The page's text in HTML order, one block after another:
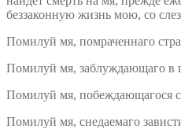
беззаконную жизнь мою, со
Помилуй мя, помраченнаго
Помилуй мя, заблуждающаго в
Помилуй мя, побеждающагося
Помилуй мя, снедаемаго